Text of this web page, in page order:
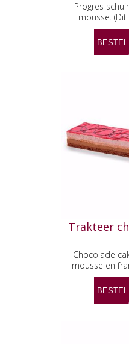
Progres
mousse.
Trakteer
Chocolade
mousse en